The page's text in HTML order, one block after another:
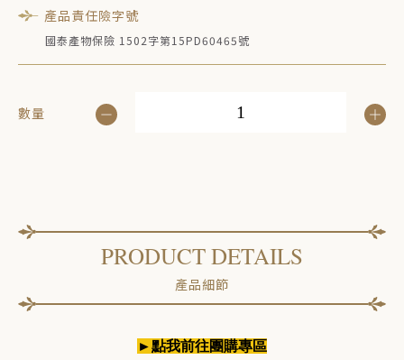
產品責任險字號
國泰產物保險 1502字第15PD60465號
數量
PRODUCT DETAILS
產品細節
►點我前往團購專區